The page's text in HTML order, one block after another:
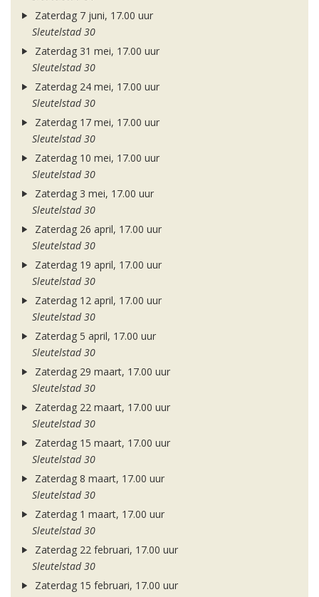
Zaterdag 7 juni, 17.00 uur
Sleutelstad 30
Zaterdag 31 mei, 17.00 uur
Sleutelstad 30
Zaterdag 24 mei, 17.00 uur
Sleutelstad 30
Zaterdag 17 mei, 17.00 uur
Sleutelstad 30
Zaterdag 10 mei, 17.00 uur
Sleutelstad 30
Zaterdag 3 mei, 17.00 uur
Sleutelstad 30
Zaterdag 26 april, 17.00 uur
Sleutelstad 30
Zaterdag 19 april, 17.00 uur
Sleutelstad 30
Zaterdag 12 april, 17.00 uur
Sleutelstad 30
Zaterdag 5 april, 17.00 uur
Sleutelstad 30
Zaterdag 29 maart, 17.00 uur
Sleutelstad 30
Zaterdag 22 maart, 17.00 uur
Sleutelstad 30
Zaterdag 15 maart, 17.00 uur
Sleutelstad 30
Zaterdag 8 maart, 17.00 uur
Sleutelstad 30
Zaterdag 1 maart, 17.00 uur
Sleutelstad 30
Zaterdag 22 februari, 17.00 uur
Sleutelstad 30
Zaterdag 15 februari, 17.00 uur